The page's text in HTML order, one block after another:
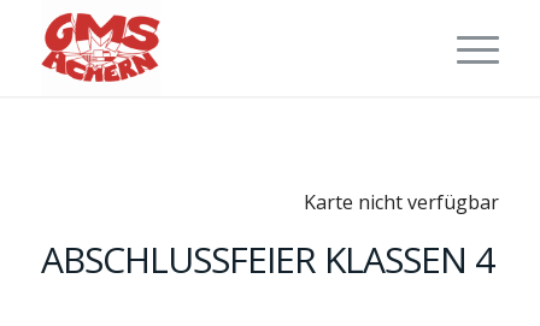
Karte nicht verfügbar
ABSCHLUSSFEIER KLASSEN 4